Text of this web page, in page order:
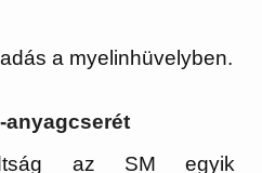
a myelinhüvelyben.
anyagcserét
az SM egyik